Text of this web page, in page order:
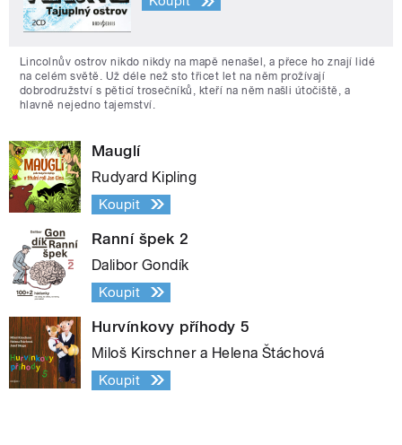
Lincolnův ostrov nikdo nikdy na mapě nenašel, a přece ho znají lidé
na celém světě. Už déle než sto třicet let na něm prožívají
dobrodružství s pěticí trosečníků, kteří na něm našli útočiště, a
hlavně nejedno tajemství.
Mauglí
Rudyard Kipling
Koupit
Ranní špek 2
Dalibor Gondík
Koupit
Hurvínkovy příhody 5
Miloš Kirschner a Helena Štáchová
Koupit